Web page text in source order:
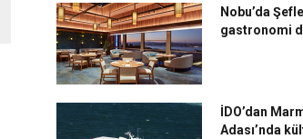
Nobu’da
gastronomi
İDO’dan
Adası’nda